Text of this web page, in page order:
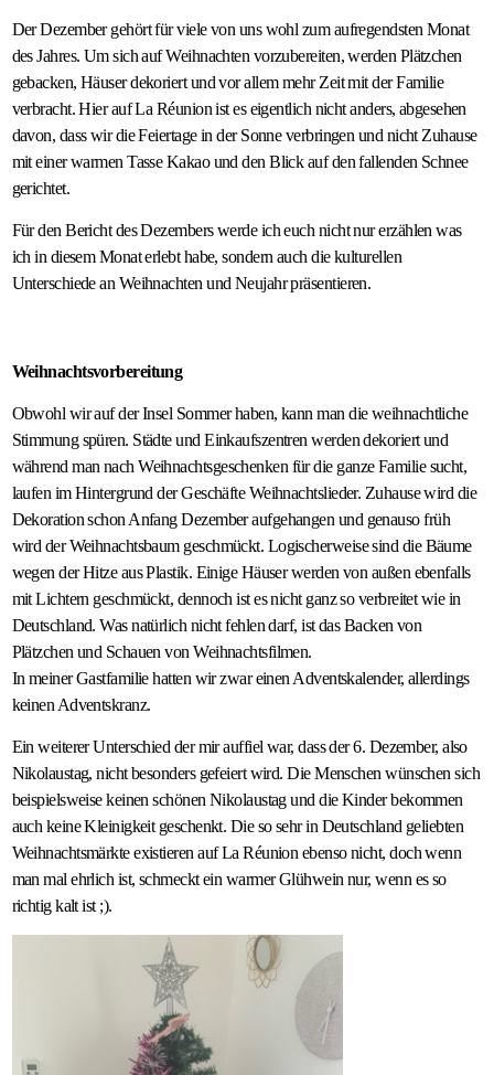
Der Dezember gehört für viele von uns wohl zum aufregendsten Monat
des Jahres. Um sich auf Weihnachten vorzubereiten, werden Plätzchen
gebacken, Häuser dekoriert und vor allem mehr Zeit mit der Familie
verbracht. Hier auf La Réunion ist es eigentlich nicht anders, abgesehen
davon, dass wir die Feiertage in der Sonne verbringen und nicht Zuhause
mit einer warmen Tasse Kakao und den Blick auf den fallenden Schnee
gerichtet.
Für den Bericht des Dezembers werde ich euch nicht nur erzählen was
ich in diesem Monat erlebt habe, sondern auch die kulturellen
Unterschiede an Weihnachten und Neujahr präsentieren.
Weihnachtsvorbereitung
Obwohl wir auf der Insel Sommer haben, kann man die weihnachtliche
Stimmung spüren. Städte und Einkaufszentren werden dekoriert und
während man nach Weihnachtsgeschenken für die ganze Familie sucht,
laufen im Hintergrund der Geschäfte Weihnachtslieder. Zuhause wird die
Dekoration schon Anfang Dezember aufgehangen und genauso früh
wird der Weihnachtsbaum geschmückt. Logischerweise sind die Bäume
wegen der Hitze aus Plastik. Einige Häuser werden von außen ebenfalls
mit Lichtern geschmückt, dennoch ist es nicht ganz so verbreitet wie in
Deutschland. Was natürlich nicht fehlen darf, ist das Backen von
Plätzchen und Schauen von Weihnachtsfilmen.
In meiner Gastfamilie hatten wir zwar einen Adventskalender, allerdings
keinen Adventskranz.
Ein weiterer Unterschied der mir auffiel war, dass der 6. Dezember, also
Nikolaustag, nicht besonders gefeiert wird. Die Menschen wünschen sich
beispielsweise keinen schönen Nikolaustag und die Kinder bekommen
auch keine Kleinigkeit geschenkt. Die so sehr in Deutschland geliebten
Weihnachtsmärkte existieren auf La Réunion ebenso nicht, doch wenn
man mal ehrlich ist, schmeckt ein warmer Glühwein nur, wenn es so
richtig kalt ist ;).